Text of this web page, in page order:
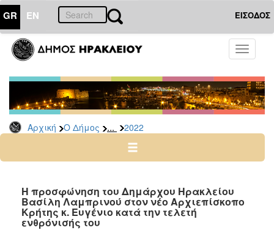
GR EN ΕΙΣΟΔΟΣ
Toggle
Αρχική Ο Δήμος ... 2022
ΔΗΜΟΣ
Δελτία
Τύπου
Αρχείο
2026
2024
2022
2021
Η προσφώνηση του Δημάρχου Ηρακλείου
Βασίλη Λαμπρινού στον νέο Αρχιεπίσκοπο
Κρήτης κ. Ευγένιο κατά την τελετή
ενθρόνισής του